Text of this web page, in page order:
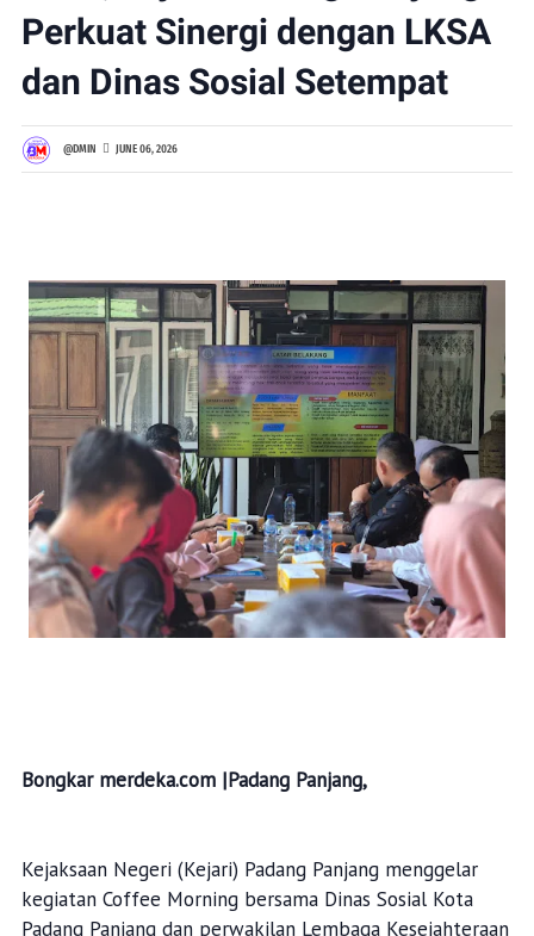
Perkuat Sinergi dengan LKSA
dan Dinas Sosial Setempat
@DMIN JUNE 06, 2026
Bongkar merdeka.com |Padang Panjang,
Kejaksaan Negeri (Kejari) Padang Panjang menggelar
kegiatan Coffee Morning bersama Dinas Sosial Kota
Padang Panjang dan perwakilan Lembaga Kesejahteraan